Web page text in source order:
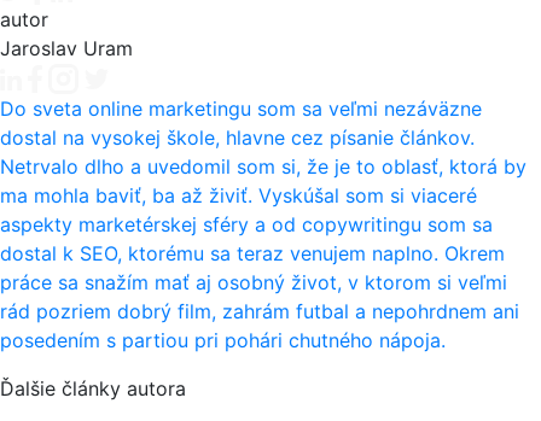
autor
Jaroslav Uram
Do sveta online marketingu som sa veľmi nezáväzne
dostal na vysokej škole, hlavne cez písanie článkov.
Netrvalo dlho a uvedomil som si, že je to oblasť, ktorá by
ma mohla baviť, ba až živiť. Vyskúšal som si viaceré
aspekty marketérskej sféry a od copywritingu som sa
dostal k SEO, ktorému sa teraz venujem naplno. Okrem
práce sa snažím mať aj osobný život, v ktorom si veľmi
rád pozriem dobrý film, zahrám futbal a nepohrdnem ani
posedením s partiou pri pohári chutného nápoja.
Ďalšie články autora